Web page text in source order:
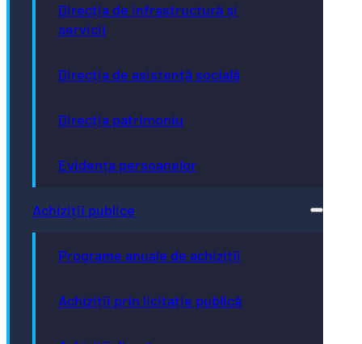
Direcția de infrastructură și
servicii
Direcția de asistență socială
Direcția patrimoniu
Evidența persoanelor
Achiziții publice
Programe anuale de achiziții
Achiziții prin licitație publică